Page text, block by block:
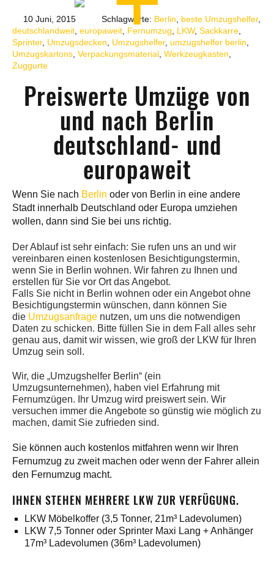
10 Juni, 2015 Schlagworte: Berlin, beste Umzugshelfer,
deutschlandweit, europaweit, Fernumzug, LKW, Sackkarre,
Sprinter, Umzugsdecken, Umzugshelfer, umzugshelfer berlin,
Umzugskartons, Verpackungsmaterial, Werkzeugkasten,
Zuggurte
Preiswerte Umzüge von
und nach Berlin
deutschland- und
europaweit
Wenn Sie nach Berlin oder von Berlin in eine andere
Stadt innerhalb Deutschland oder Europa umziehen
wollen, dann sind Sie bei uns richtig.
Der Ablauf ist sehr einfach: Sie rufen uns an und wir
vereinbaren einen kostenlosen Besichtigungstermin,
wenn Sie in Berlin wohnen. Wir fahren zu Ihnen und
erstellen für Sie vor Ort das Angebot.
Falls Sie nicht in Berlin wohnen oder ein Angebot ohne
Besichtigungstermin wünschen, dann können Sie
die Umzugsanfrage nutzen, um uns die notwendigen
Daten zu schicken. Bitte füllen Sie in dem Fall alles sehr
genau aus, damit wir wissen, wie groß der LKW für Ihren
Umzug sein soll.
Wir, die „Umzugshelfer Berlin“ (ein
Umzugsunternehmen), haben viel Erfahrung mit
Fernumzügen. Ihr Umzug wird preiswert sein. Wir
versuchen immer die Angebote so günstig wie möglich zu
machen, damit Sie zufrieden sind.
Sie können auch kostenlos mitfahren wenn wir Ihren
Fernumzug zu zweit machen oder wenn der Fahrer allein
den Fernumzug macht.
IHNEN STEHEN MEHRERE LKW ZUR VERFÜGUNG.
LKW Möbelkoffer (3,5 Tonner, 21m³ Ladevolumen)
LKW 7,5 Tonner oder Sprinter Maxi Lang + Anhänger
17m³ Ladevolumen (36m³ Ladevolumen)